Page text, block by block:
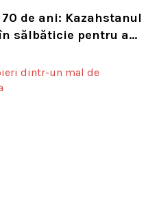
de ani: Kazahstanul
sălbăticie pentru a